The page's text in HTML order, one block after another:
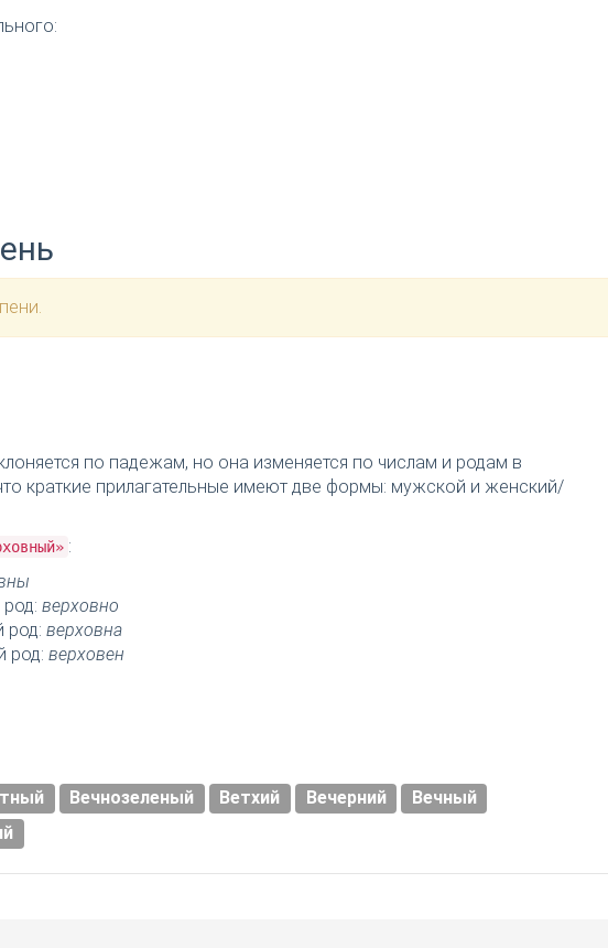
по падежам, но она изменяется по числам и родам в
краткие прилагательные имеют две формы: мужской и женский/
:
верховно
род: верховна
род: верховен
Вечнозеленый Ветхий Вечерний
Вечный